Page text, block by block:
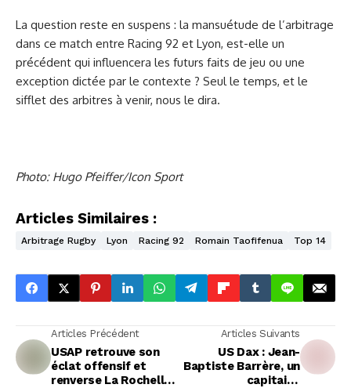
La question reste en suspens : la mansuétude de l’arbitrage
dans ce match entre Racing 92 et Lyon, est-elle un
précédent qui influencera les futurs faits de jeu ou une
exception dictée par le contexte ? Seul le temps, et le
sifflet des arbitres à venir, nous le dira.
Photo: Hugo Pfeiffer/Icon Sport
Articles Similaires :
Arbitrage Rugby Lyon Racing 92 Romain Taofifenua Top 14
Articles Précédent
USAP retrouve son
éclat offensif et
renverse La Rochelle
Articles Suivants
US Dax : Jean-
Baptiste Barrère, un
capitaine